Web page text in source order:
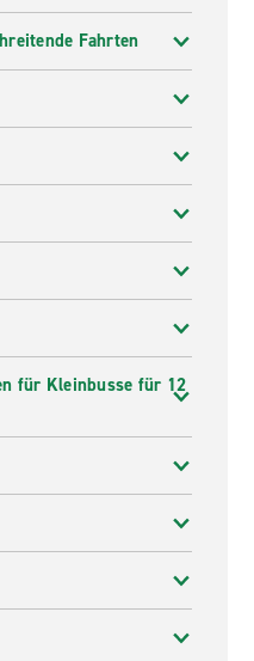
Fahrten
für Kleinbusse für 12